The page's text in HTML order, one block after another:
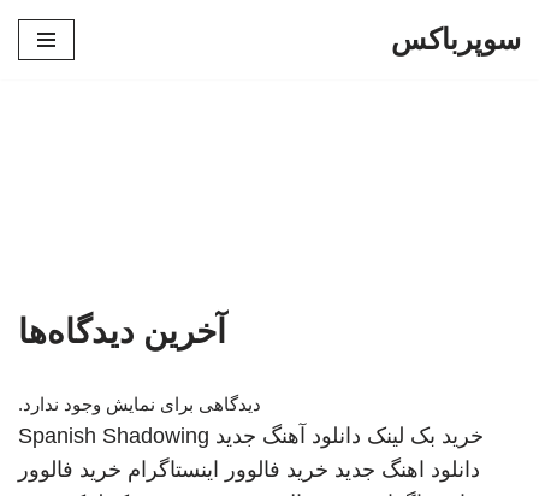
سوپرباکس
آخرین دیدگاه‌ها
دیدگاهی برای نمایش وجود ندارد.
خرید بک لینک دانلود آهنگ جدید Spanish Shadowing
دانلود اهنگ جدید خرید فالوور اینستاگرام خرید فالوور